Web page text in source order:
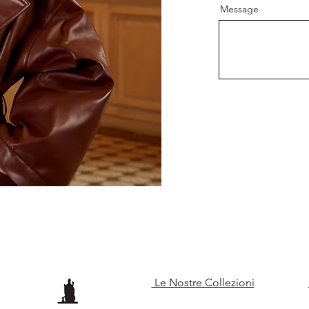
Message
Le Nostre Collezioni